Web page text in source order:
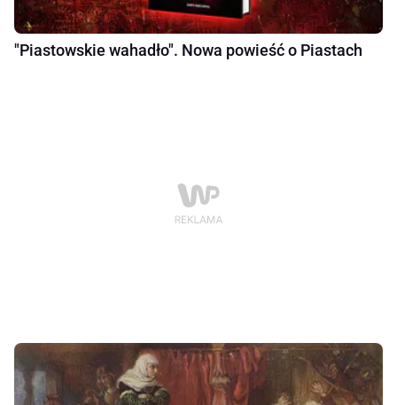
"Piastowskie wahadło". Nowa powieść o Piastach